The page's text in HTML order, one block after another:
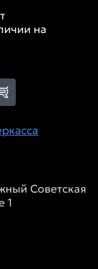
на
Советская
1